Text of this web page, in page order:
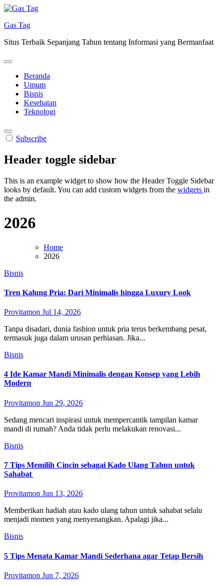
Skip
content
Gas Tag
Situs Terbaik Sepanjang Tahun tentang Informasi yang Bermanfaat
Beranda
Umum
Bisnis
Kesehatan
Teknologi
Subscribe
Header toggle sidebar
This is an example widget to show how the Header Toggle Sidebar
looks by default. You can add custom widgets from the widgets in
the admin.
2026
Home
2026
Bisnis
Tren Kalung Pria: Dari Minimalis hingga Luxury Look
Provitamon Jul 14, 2026
Tanpa disadari, dunia fashion untuk pria terus berkembang pesat,
termasuk juga dalam urusan perhiasan. Jika...
Bisnis
4 Ide Kamar Mandi Minimalis dengan Konsep yang Lebih
Modern
Provitamon Jun 29, 2026
Sedang mencari inspirasi untuk mempercantik tampilan kamar
mandi di rumah? Anda tidak perlu melakukan renovasi...
Bisnis
7 Tips Memilih Cincin sebagai Kado Ulang Tahun untuk
Sahabat
Provitamon Jun 13, 2026
Memberikan hadiah atau kado ulang tahun untuk sahabat selalu
menjadi momen yang menyenangkan. Apalagi jika...
Bisnis
5 Tips Menata Kamar Mandi Sederhana agar Tetap Bersih
Provitamon Jun 7, 2026